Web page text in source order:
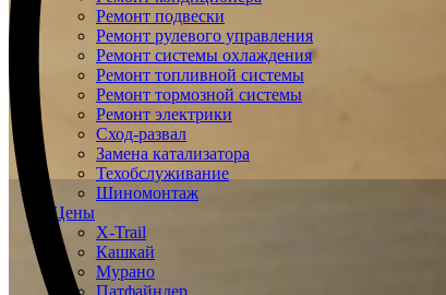
Ремонт подвески
Ремонт рулевого управления
Ремонт системы охлаждения
Ремонт топливной системы
Ремонт тормозной системы
Ремонт электрики
Сход-развал
Замена катализатора
Техобслуживание
Шиномонтаж
Цены
X-Trail
Кашкай
Мурано
Патфайндер